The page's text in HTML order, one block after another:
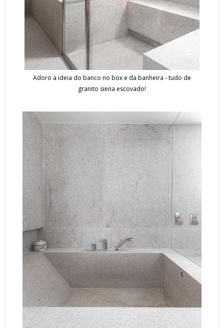
Adoro a ideia do banco no box e da banheira - tudo de
granito siena escovado!